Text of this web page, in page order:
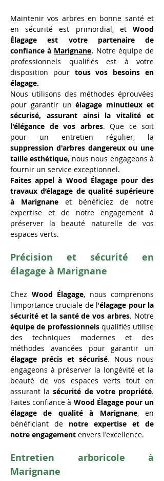
Maintenir vos arbres en bonne santé et
en sécurité est primordial, et Wood
Élagage est votre partenaire de
confiance à Marignane. Notre équipe de
professionnels qualifiés est à votre
disposition pour tous vos besoins en
élagage.
Nous utilisons des méthodes éprouvées
pour garantir un élagage minutieux et
sécurisé, assurant ainsi la vitalité et
l'élégance de vos arbres. Que ce soit
suppression d'arbres dangereux ou une
taille esthétique, nous nous engageons à
fournir un service exceptionnel.
Faites appel à Wood Élagage pour des
travaux d’élagage de qualité supérieure
à Marignane et bénéficiez de notre
expertise et de notre engagement à
préserver la beauté naturelle de vos
espaces verts.
Précision et sécurité en
élagage à Marignane
Chez Wood Élagage, nous comprenons
l'importance cruciale de l'élagage pour la
sécurité et la santé de vos arbres
équipe de professionnels qualifiés utilise
des techniques modernes et des
élagage précis et sécurisé. Nous nous
engageons à préserver la longévité et la
beauté de vos espaces verts tout en
assurant la sécurité de votre propriété.
Faites confiance à Wood Élagage pour un
élagage de qualité
à Marignane, en
bénéficiant de notre expertise et de
notre engagement envers l'excellence.
Entretien arboricole à
Marignane